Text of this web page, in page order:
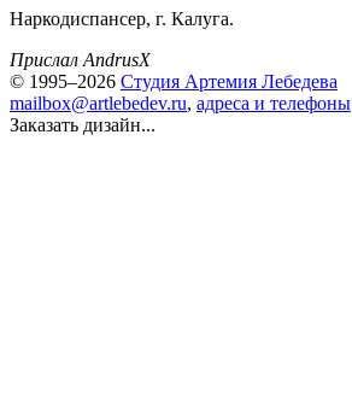
Наркодиспансер, г. Калуга.
Прислал AndrusX
© 1995–2026 Студия Артемия Лебедева
mailbox@artlebedev.ru, адреса и телефоны
Заказать дизайн...